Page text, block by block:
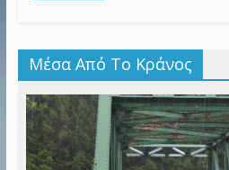
Μέσα Από Το Κράνος